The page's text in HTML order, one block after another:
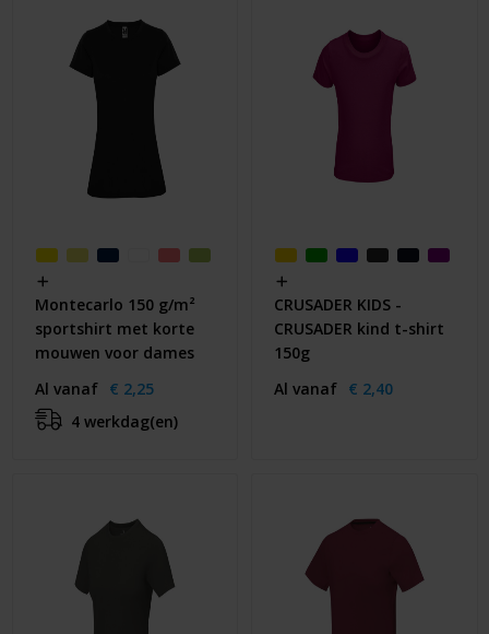
Montecarlo 150 g/m²
sportshirt met korte
mouwen voor dames
Al vanaf € 2,25
4 werkdag(en)
CRUSADER KIDS -
CRUSADER kind t-shirt
150g
Al vanaf € 2,40